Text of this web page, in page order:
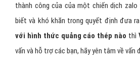
thành công của của một chiến dịch zalo
biết và khó khăn trong quyết định đưa ra
với hình thức quảng cáo thép nào thì
vấn và hỗ trợ các bạn, hãy yên tâm về vấn